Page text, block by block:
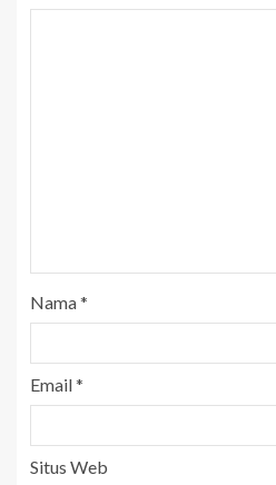
Nama*
Email*
Situs Web